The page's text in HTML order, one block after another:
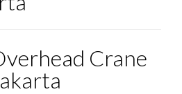
Crane